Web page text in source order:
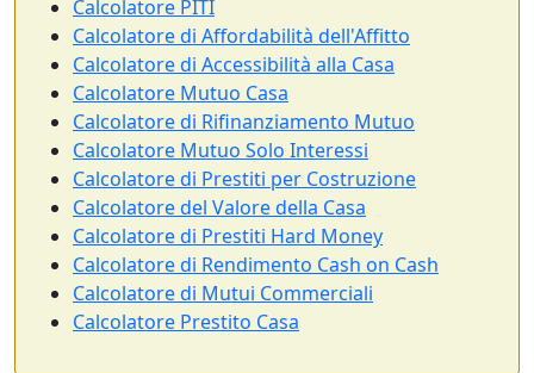
Calcolatore PITI
Calcolatore di Affordabilità dell'Affitto
Calcolatore di Accessibilità alla Casa
Calcolatore Mutuo Casa
Calcolatore di Rifinanziamento Mutuo
Calcolatore Mutuo Solo Interessi
Calcolatore di Prestiti per Costruzione
Calcolatore del Valore della Casa
Calcolatore di Prestiti Hard Money
Calcolatore di Rendimento Cash on Cash
Calcolatore di Mutui Commerciali
Calcolatore Prestito Casa